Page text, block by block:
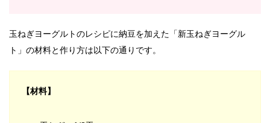
玉ねぎヨーグルトのレシピに納豆を加えた「新玉ねぎヨーグル
ト」の材料と作り方は以下の通りです。
【材料】